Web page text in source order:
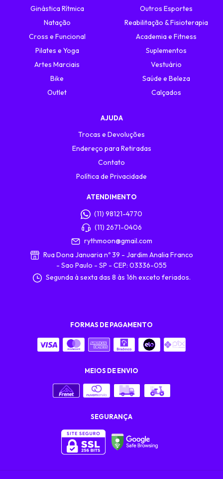
Ginástica Rítmica
Natação
Cross e Funcional
Pilates e Yoga
Artes Marciais
Bike
Outlet
Outros Esportes
Reabilitação & Fisioterapia
Academia e Fitness
Suplementos
Vestuário
Saúde e Beleza
Calçados
AJUDA
Trocas e Devoluções
Endereço para Retiradas
Contato
Política de Privacidade
ATENDIMENTO
(11) 98121-4770
(11) 2671-0406
rythmoon@gmail.com
Rua Dona Januaria nº 39 - Jardim Analia Franco
- Sao Paulo - SP - CEP: 03336-055
Segunda à sexta das 8 às 16h exceto feriados.
FORMAS DE PAGAMENTO
MEIOS DE ENVIO
SEGURANÇA